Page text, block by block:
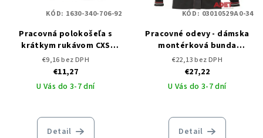
Pracovná polokošeľa s
krátkym rukávom CXS
HENRY
€9,16 bez DPH
€11,27
U Vás do 3-7 dní
Detail
KÓD: 1630-340-706-92
Pracovné odevy - dámska
montérková bunda
KNOXFIELD LADY CERVA -
DOPREDAJ
€22,13 bez DPH
€27,22
U Vás do 3-7 dní
Detail
KÓD: 03010529A0-34